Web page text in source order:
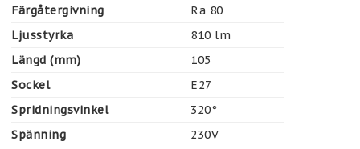
Färgåtergivning
Ra 80
Ljusstyrka
810 lm
Längd (mm)
105
Sockel
E27
Spridningsvinkel
320°
Spänning
230V